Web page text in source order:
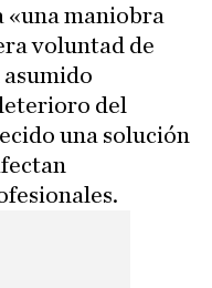
«una maniobra
voluntad de
asumido
del
una solución